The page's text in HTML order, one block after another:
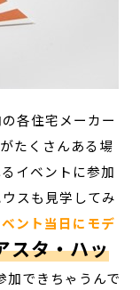
各住宅メーカー
たくさんある場
イベントに参加
スも見学してみ
ント当日にモデ
スタ・ハッ
加できちゃうんで